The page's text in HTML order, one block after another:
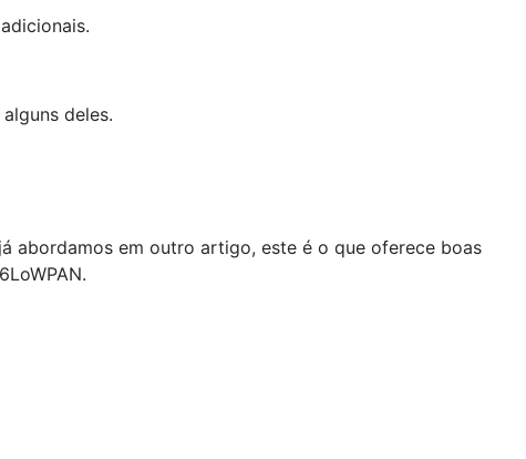
deles.
abordamos em outro artigo, este é o que oferece boas